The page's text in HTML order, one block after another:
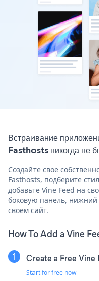
Встраивание
Fasthosts никогда не
Создайте свое
Fasthosts, подберите
добавьте Vine Feed на
боковую панель, нижний
своем сайт.
How To Add a Vine
Create a Free Vine
Start for free now